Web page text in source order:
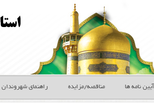
آیین نامه ها مناقصه/مزایده راهنمای شهروندان